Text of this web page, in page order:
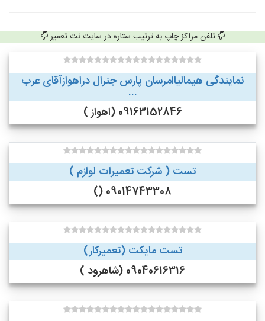
تلفن مراکز چاپ به ترتیب ستاره در سایت نت تعمیر
نمایندگی هیمالیاامرسان پارس جنرال دراهوازآقای عرب
...
09163152846 (اهواز )
تست ( شرکت تعمیرات لوازم )
09014743308 ()
تست مایکت (تعمیرکار)
09040616316 (شاهرود )